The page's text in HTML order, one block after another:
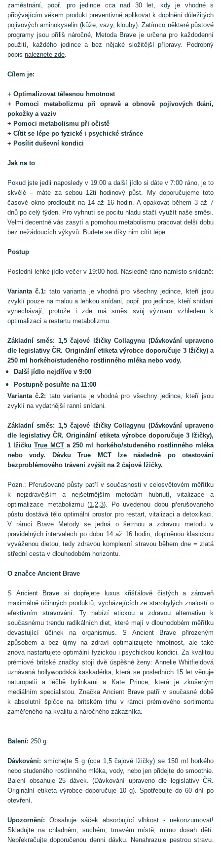
zaměstnání, popř. pro jedince cca nad 30 let, kdy je vhodné s
přibývajícím věkem produkt preventivně aplikovat k doplnění důležitých
pojivových aminokyselin (kůže, vazy, klouby). Zatímco některé půstové
programy jsou příliš náročné, Metoda Brave je určena pro každodenní
použití, každého jedince a bez nějaké složitější přípravy. Podrobný
popis naleznete zde.
Cílem je:​
+ Optimalizovat tělesnou hmotnost
+ Pomoci metabolizmu při opravě a obnově pojivových tkání,
pokožky a vaziv
+ Pomoci metabolismu při očistě
+ Cítit se lépe po fyzické i psychické stránce
+ Posílit duševní kondici
Jak na to
Pokud jste jedli naposledy v 19:00 a další jídlo si dáte v 7:00 ráno, je to
skvělé – máte za sebou 12ti hodinový půst. My doporučujeme toto
časové okno prodloužit na 14 až 16 hodin. A opakovat během 3 až 7
dnů po celý týden. Pro vyhnutí se pocitu hladu stačí využít naše směsi.
Velmi decentně vás zasytí a pomohou metabolismu pracovat delší dobu
bez nežádoucích výkyvů. Budete se díky nim cítit lépe.
Postup
Poslední lehké jídlo večer v 19:00 hod. Následně ráno namísto snídaně:
Varianta č.1: tato varianta je vhodná pro všechny jedince, kteří jsou
zvyklí pouze na malou a lehkou snídani, popř. pro jedince, kteří snídani
vynechávají, protože i zde má směs svůj význam vzhledem k
optimalizaci a restartu metabolizmu.
Základní směs: 1,5 čajové lžičky Collagynu (Dávkování upraveno
dle legislativy ČR. Originální etiketa výrobce doporučuje 3 lžičky) a
250 ml horkého/studeného rostlinného mléka nebo vody.
Další jídlo nejdříve v 9:00
Postupně posuňte na 11:00
Varianta č.2: tato varianta je vhodná pro všechny jedince, kteří jsou
zvyklí na vydatnější ranní snídani.
Základní směs: 1,5 čajové lžičky Collagynu (Dávkování upraveno
dle legislativy ČR. Originální etiketa výrobce doporučuje 3 lžičky),
1 lžičkuTrue MCTa 250 ml horkého/studeného rostlinného mléka
nebo vody. DávkuTrue MCTlze následně po otestování
bezproblémového trávení zvýšit na 2 čajové lžičky.
Pozn.: Přerušované půsty patří v současnosti v celosvětovém měřítku
k nejzdravějším a nejšetrnějším metodám hubnutí, vitalizace a
optimalizace metabolizmu (1,2,3). Po uvedenou dobu přerušovaného
půstu dostává tělo optimální prostor pro restart, vitalizaci a detoxikaci.
V rámci Brave Metody se jedná o šetrnou a zdravou metodu v
pravidelných intervalech po dobu 14 až 16 hodin, doplněnou klasickou
vyváženou dietou, tedy zdravou komplexní stravou během dne = zlatá
střední cesta v dlouhodobém horizontu.
O značce Ancient Brave
S Ancient Brave si dopřejete luxus křišťálově čistých a zároveň
maximálně účinných produktů, vycházejících ze starobylých znalostí o
efektivním stravování. Ty nabízí etickou a zdravou alternativu k
současnému trendu radikálních diet, které mají v dlouhodobém měřítku
devastující účinek na organismus. S Ancient Brave přirozeným
způsobem a bez újmy na zdraví optimalizujete hmotnost, ale také
znova nastartujete optimální fyzickou i psychickou kondici. Za kvalitou
prémiové britské značky stojí dvě úspěšné ženy: Annelie Whitfieldová
uznávaná hollywoodská kaskadérka, která se posledních 15 let věnuje
naturopatii a léčbě bylinkami a Kate Prince, která je zkušeným
mediálním specialistou. Značka Ancient Brave patří v současné době
k absolutní špičce na britském trhu v rámci prémiového sortimentu
zaměřeného na kvalitu a náročného zákazníka.
Balení: 250 g
Dávkování: smíchejte 5 g (cca 1,5 čajové lžičky) se 150 ml horkého
nebo studeného rostlinného mléka, vody, nebo jen přidejte do smoothie.
Balení obsahuje 25 dávek. (Dávkování upraveno dle legislativy ČR.
Originální etiketa výrobce doporučuje 10 g). Spotřebujte do 60 dní po
otevření.
Upozornění: Obsahuje sáček absorbující vlhkost - nekonzumovat!
Skladujte na chladném, suchém, tmavém místě, mimo dosah dětí.
Nepřekračujte doporučenou denní dávku. Nenahrazuje pestrou stravu.